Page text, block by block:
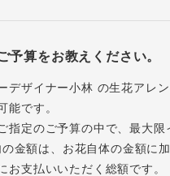
予算をお教えください。
デザイナー小林 の生花アレ
能です。
指定のご予算の中で、最大限
金額は、お花自体の金額に
お支払いいただく総額です。